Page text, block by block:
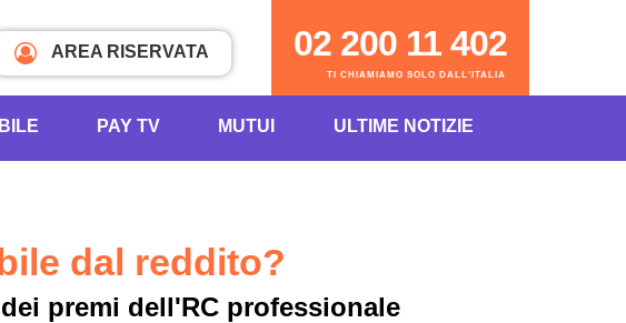
TI CHIAMIAMO SOLO DALL'ITALIA
02 200 11 402
AREA RISERVATA
PAY TV MUTUI ULTIME NOTIZIE
dal reddito?
premi dell'RC professionale